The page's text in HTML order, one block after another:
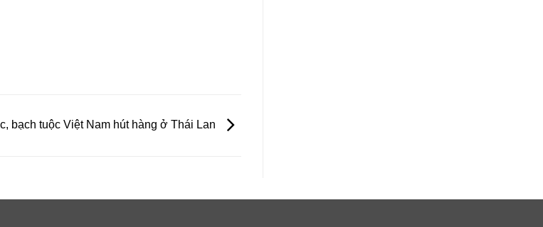
bạch tuộc Việt Nam hút hàng ở Thái Lan